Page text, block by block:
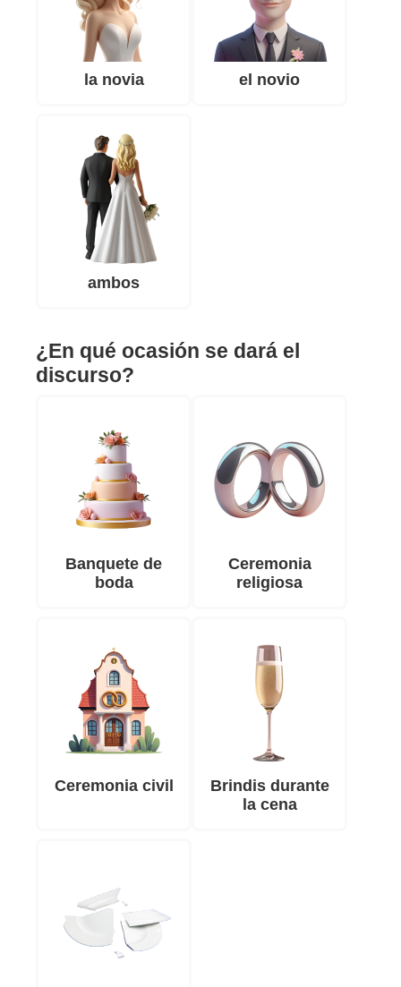
la novia el novio
ambos
¿En qué ocasión se dará el
discurso?
Banquete de
boda
Ceremonia
religiosa
Ceremonia civil
Brindis durante
la cena